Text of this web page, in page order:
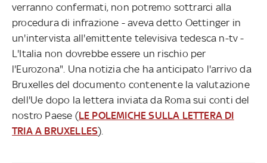
verranno confermati, non potremo sottrarci alla
procedura di infrazione - aveva detto Oettinger in
un'intervista all'emittente televisiva tedesca n-tv -
L'Italia non dovrebbe essere un rischio per
l'Eurozona". Una notizia che ha anticipato l'arrivo da
Bruxelles del documento contenente la valutazione
dell'Ue dopo la lettera inviata da Roma sui conti del
nostro Paese (LE POLEMICHE SULLA LETTERA DI
TRIA A BRUXELLES).